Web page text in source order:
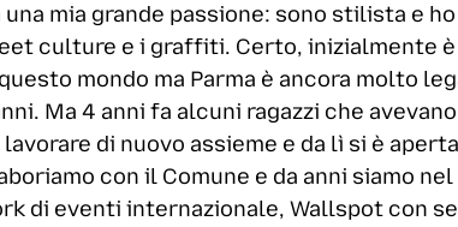
mia grande passione: sono stilista e
culture e i graffiti. Certo, inizialmente
mondo ma Parma è ancora molto
Ma 4 anni fa alcuni ragazzi che
di nuovo assieme e da lì si è
con il Comune e da anni siamo
di eventi internazionale, Wallspot con